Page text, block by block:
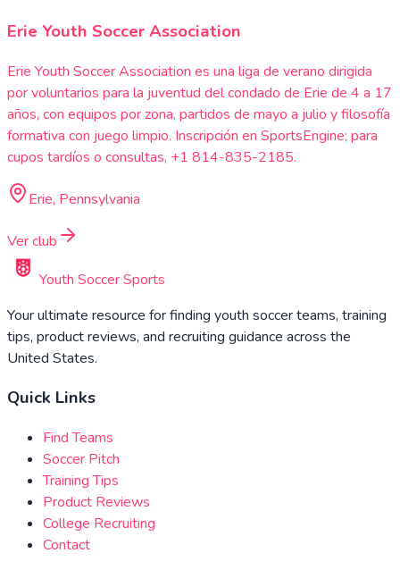
Erie Youth Soccer Association
Erie Youth Soccer Association es una liga de verano dirigida
por voluntarios para la juventud del condado de Erie de 4 a 17
años, con equipos por zona, partidos de mayo a julio y filosofía
formativa con juego limpio. Inscripción en SportsEngine; para
cupos tardíos o consultas, +1 814-835-2185.
Erie, Pennsylvania
Ver club
Youth Soccer Sports
Your ultimate resource for finding youth soccer teams, training
tips, product reviews, and recruiting guidance across the
United States.
Quick Links
Find Teams
Soccer Pitch
Training Tips
Product Reviews
College Recruiting
Contact